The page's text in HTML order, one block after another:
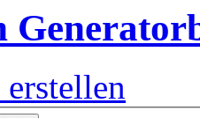
erstellen